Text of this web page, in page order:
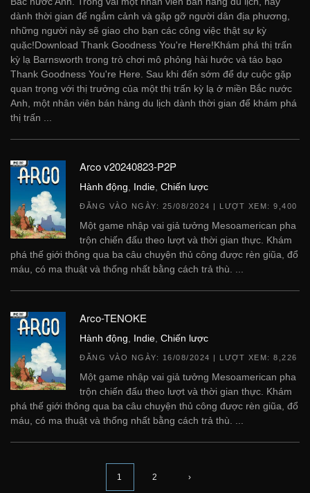
dành thời gian để ngắm cảnh và gặp gỡ người dân địa phương,
những người này sẽ giao cho bạn các công việc thật sự kỳ
quặc!Download Thank Goodness You're Here!Khám phá thị trấn
kỳ lạ Barnsworth trong trò chơi mô phỏng hài hước và táo bạo
Thank Goodness You're Here. Sau khi đến sớm để dự cuộc gặp
quan trọng với thị trưởng của một thị trấn kỳ lạ ở miền Bắc nước
Anh, một nhân viên bán hàng du lịch dành thời gian để khám phá
thị trấn ...
Arco v20240823-P2P
Hành động Indie Chiến lược
ĐĂNG VÀO NGÀY: 25/08/2024 | LƯỢT XEM: 9,400
Một game nhập vai giả tưởng Mesoamerican pha
trộn chiến đấu theo lượt và thời gian thực. Khám
phá thế giới thông qua ba câu chuyện thủ công được rèn giũa, đổ
máu, có ma thuật và thống nhất bằng cách trả thù. ...
Arco-TENOKE
Hành động Indie Chiến lược
ĐĂNG VÀO NGÀY: 16/08/2024 | LƯỢT XEM: 8,226
Một game nhập vai giả tưởng Mesoamerican pha
trộn chiến đấu theo lượt và thời gian thực. Khám
phá thế giới thông qua ba câu chuyện thủ công được rèn giũa, đổ
máu, có ma thuật và thống nhất bằng cách trả thù. ...
1 2 ›